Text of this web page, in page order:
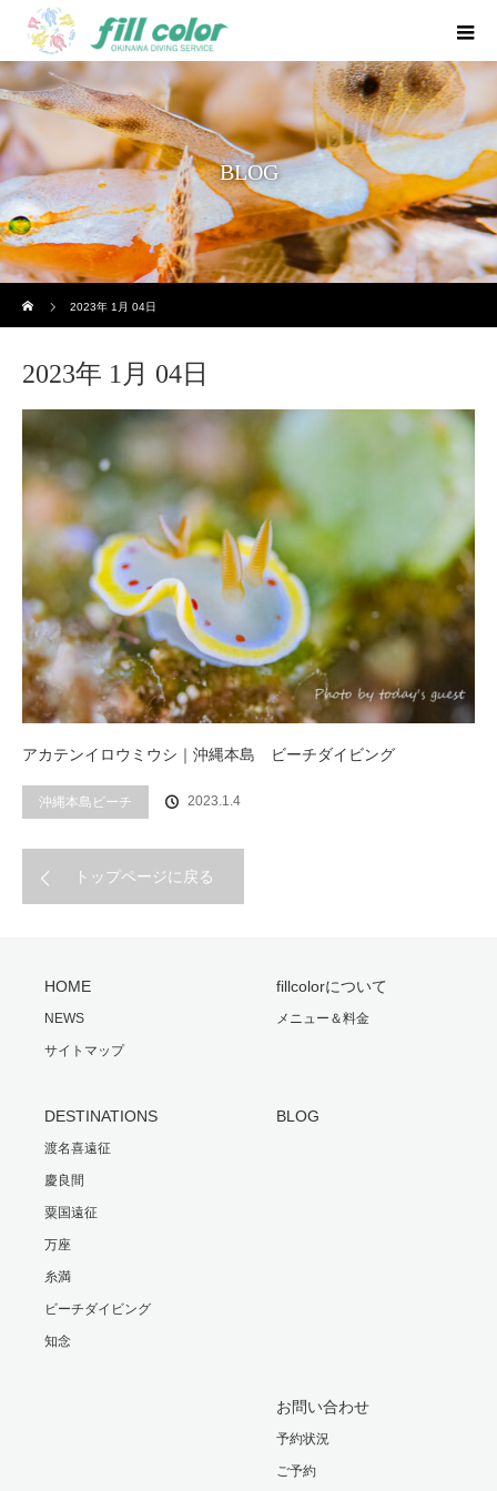
BLOG
2023年 1月 04日
2023年 1月 04日
アカテンイロウミウシ｜沖縄本島 ビーチダイビング
沖縄本島ビーチ 2023.1.4
トップページに戻る
HOME
NEWS
サイトマップ
fillcolorについて
メニュー＆料金
DESTINATIONS
渡名喜遠征
慶良間
粟国遠征
万座
糸満
ビーチダイビング
知念
BLOG
お問い合わせ
予約状況
ご予約